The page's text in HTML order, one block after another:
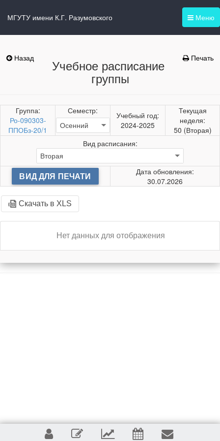
Меню
МГУТУ имени К.Г. Разумовского
Назад Печать
Учебное расписание
группы
Группа:
Ро-090303-
ППОБз-20/1
Семестр:
Учебный год:
2024-2025
Текущая
неделя:
50 (Вторая)
Вид расписания:
ВИД ДЛЯ ПЕЧАТИ
Дата обновления:
30.07.2026
Скачать в XLS
Нет данных для отображения